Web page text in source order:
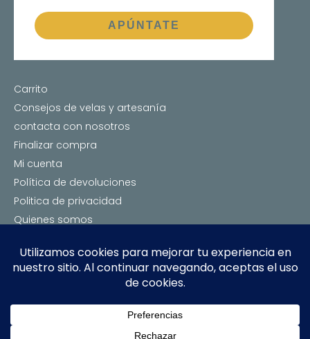
APÚNTATE
Carrito
Consejos de velas y artesanía
contacta con nosotros
Finalizar compra
Mi cuenta
Política de devoluciones
Politica de privacidad
Quienes somos
Velas de Soja, Artesanía e Inciensos Naturales |
Satori Senses
Si tienes alguna duda contáctanos en: